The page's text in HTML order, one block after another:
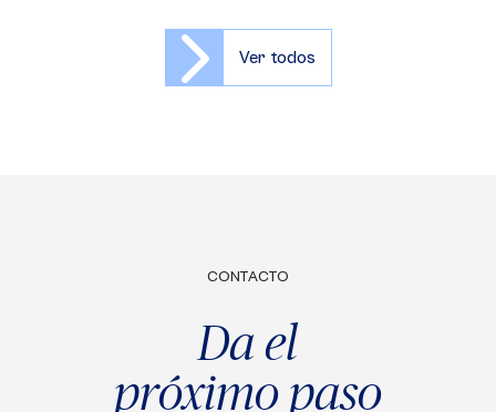
Ver todos
CONTACTO
Da el
próximo paso